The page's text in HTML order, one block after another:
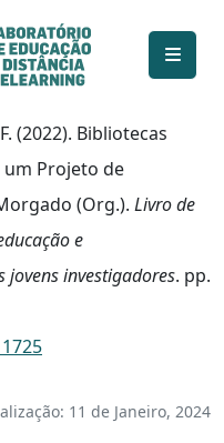
(2022). Bibliotecas
Projeto de
(Org.). Livro de
e
jovens investigadores. pp.
11 de Janeiro, 2024